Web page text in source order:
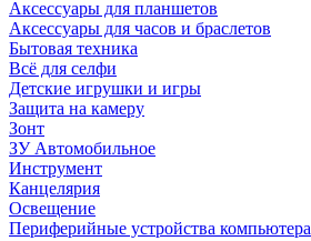
Аксессуары для планшетов
Аксессуары для часов и браслетов
Бытовая техника
Всё для селфи
Детские игрушки и игры
Защита на камеру
Зонт
ЗУ Автомобильное
Инструмент
Канцелярия
Освещение
Периферийные устройства компьютера